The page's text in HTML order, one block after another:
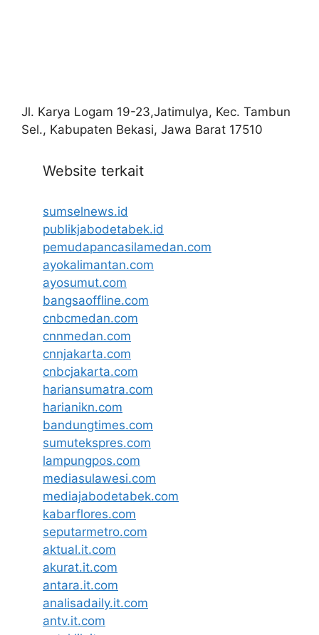
Jl. Karya Logam 19-23,Jatimulya, Kec. Tambun
Sel., Kabupaten Bekasi, Jawa Barat 17510
Website terkait
sumselnews.id
publikjabodetabek.id
pemudapancasilamedan.com
ayokalimantan.com
ayosumut.com
bangsaoffline.com
cnbcmedan.com
cnnmedan.com
cnnjakarta.com
cnbcjakarta.com
hariansumatra.com
harianikn.com
bandungtimes.com
sumutekspres.com
lampungpos.com
mediasulawesi.com
mediajabodetabek.com
kabarflores.com
seputarmetro.com
aktual.it.com
akurat.it.com
antara.it.com
analisadaily.it.com
antv.it.com